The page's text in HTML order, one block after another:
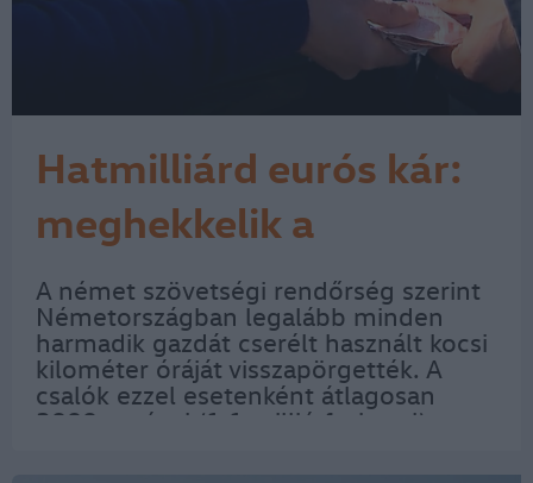
Hatmilliárd eurós kár:
meghekkelik a
legmodernebb kocsik
kilométeróráját is
A német szövetségi rendőrség szerint
Németországban legalább minden
harmadik gazdát cserélt használt kocsi
kilométer óráját visszapörgették. A
csalók ezzel esetenként átlagosan
3000 euróval (1,1 millió forinttal)